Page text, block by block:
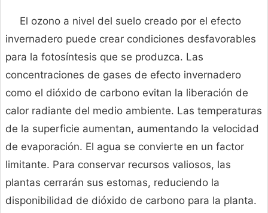
El ozono a nivel del suelo creado por el efecto
invernadero puede crear condiciones desfavorables
para la fotosíntesis que se produzca. Las
concentraciones de gases de efecto invernadero
como el dióxido de carbono evitan la liberación de
calor radiante del medio ambiente. Las temperaturas
de la superficie aumentan, aumentando la velocidad
de evaporación. El agua se convierte en un factor
limitante. Para conservar recursos valiosos, las
plantas cerrarán sus estomas, reduciendo la
disponibilidad de dióxido de carbono para la planta.